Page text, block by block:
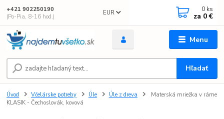
Menu
EUR
Hľadať
+421 902250190
(Po-Pia, 8-16 hod.)
0 ks
za 0 €
Úvod Včelárske potreby Úle Úle z dreva
Materská mriežka v ráme
KLASIK - Čechoslovák, kovová